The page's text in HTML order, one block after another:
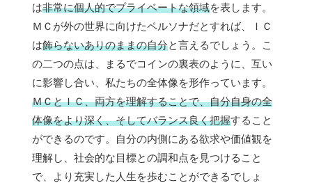
は非常に個人的でプライベートな領域を表します。
ＭＣが外の世界に向けたペルソナだとすれば、ＩＣ
は飾らないありのままの自分と言えるでしょう。こ
の二つの点は、まるでコインの裏表のように、互い
に影響し合い、私たちの全体像を形作っています。
ＭＣとＩＣ、両方を理解することで、自分自身の全
体像をより深く、そしてバランス良く把握すること
ができるのです。自分の内側にある欲求や価値観を
理解し、社会的な目標との調和点を見つけること
で、より充実した人生を歩むことができるでしょ